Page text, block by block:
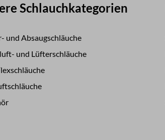
Schlauchkategorien
und Absaugschläuche
und Lüfterschläuche